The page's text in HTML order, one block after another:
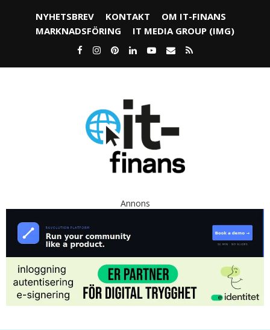
NYHETSBREV KONTAKT
OM IT-FINANS
MARKNADSFÖRING
IT MEDIA GROUP (IMG)
Annons